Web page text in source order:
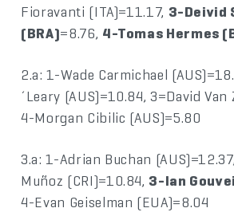
Fioravanti (ITA)=11.17, 3-Deivid
(BRA)=8.76, 4-Tomas Hermes
2.a: 1-Wade Carmichael
´Leary (AUS)=10.84, 3=David Van
4-Morgan Cibilic (AUS)=5.80
3.a: 1-Adrian Buchan
Muñoz (CRI)=10.84, 3-Ian
4-Evan Geiselman (EUA)=8.04